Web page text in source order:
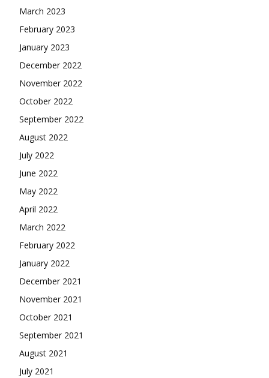
March 2023
February 2023
January 2023
December 2022
November 2022
October 2022
September 2022
August 2022
July 2022
June 2022
May 2022
April 2022
March 2022
February 2022
January 2022
December 2021
November 2021
October 2021
September 2021
August 2021
July 2021